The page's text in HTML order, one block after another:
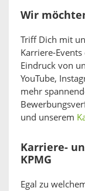
Wir
Triff Dich mit
Karriere-
Eindruck von
YouTube,
mehr
und unserem
Karriere-
KPMG
Egal zu